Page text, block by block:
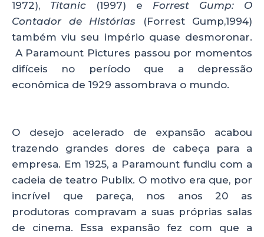
1972), Titanic (1997) e Forrest Gump: O
Contador de Histórias
(Forrest Gump,1994)
também viu seu império quase desmoronar.
A Paramount Pictures passou por momentos
difíceis no período que a depressão
econômica de 1929 assombrava o mundo.
O desejo acelerado de expansão acabou
trazendo grandes dores de cabeça para a
empresa. Em 1925, a Paramount fundiu com a
cadeia de teatro Publix. O motivo era que, por
incrível que pareça, nos anos 20 as
produtoras compravam a suas próprias salas
de cinema. Essa expansão fez com que a